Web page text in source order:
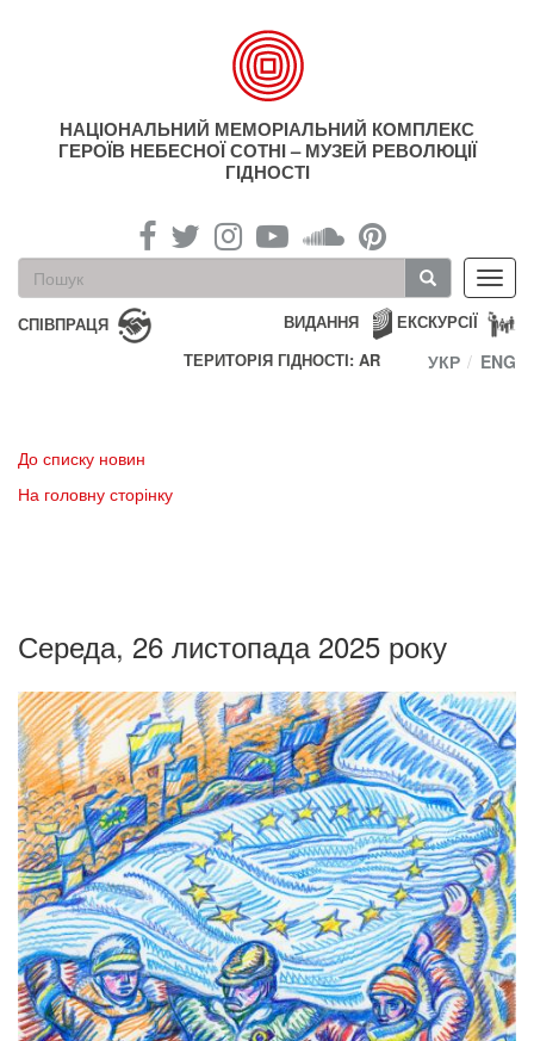
НАЦІОНАЛЬНИЙ МЕМОРІАЛЬНИЙ КОМПЛЕКС
ГЕРОЇВ НЕБЕСНОЇ СОТНІ – МУЗЕЙ РЕВОЛЮЦІЇ
ГІДНОСТІ
Пошукова
форма
Пошук
СПІВПРАЦЯ ЕКСКУРСІЇ
ВИДАННЯ
ТЕРИТОРІЯ ГІДНОСТІ: AR
УКР ENG
До списку новин
На головну сторінку
Середа, 26 листопада 2025 року